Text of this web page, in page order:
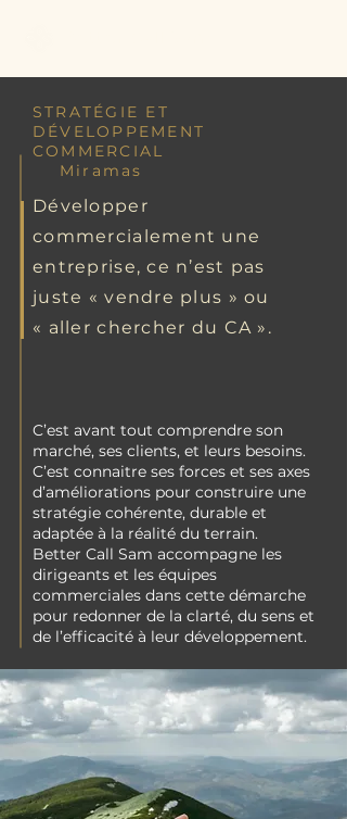
STRATÉGIE ET
DÉVELOPPEMENT
COMMERCIAL
Miramas
Développer
commercialement une
entreprise, ce n’est pas
juste « vendre plus » ou
« aller chercher du CA ».
C’est avant tout comprendre son
marché, ses clients, et leurs besoins.
C’est connaitre ses forces et ses axes
d’améliorations pour construire une
stratégie cohérente, durable et
adaptée à la réalité du terrain.
Better Call Sam accompagne les
dirigeants et les équipes
commerciales dans cette démarche
pour redonner de la clarté, du sens et
de l’efficacité à leur développement.